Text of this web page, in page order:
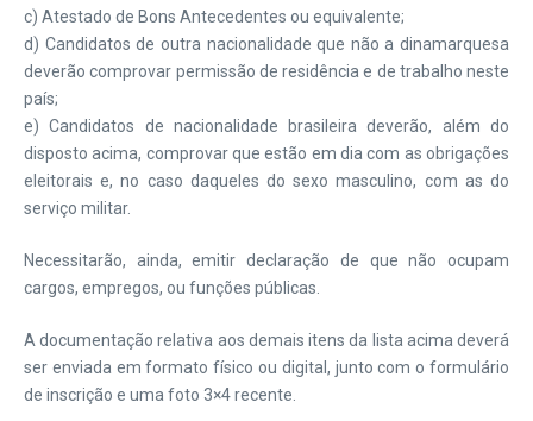
c) Atestado de Bons Antecedentes ou equivalente;
d) Candidatos de outra nacionalidade que não a dinamarquesa
deverão comprovar permissão de residência e de trabalho neste
país;
e) Candidatos de nacionalidade brasileira deverão, além do
disposto acima, comprovar que estão em dia com as obrigações
eleitorais e, no caso daqueles do sexo masculino, com as do
serviço militar.
Necessitarão, ainda, emitir declaração de que não ocupam
cargos, empregos, ou funções públicas.
A documentação relativa aos demais itens da lista acima deverá
ser enviada em formato físico ou digital, junto com o formulário
de inscrição e uma foto 3×4 recente.